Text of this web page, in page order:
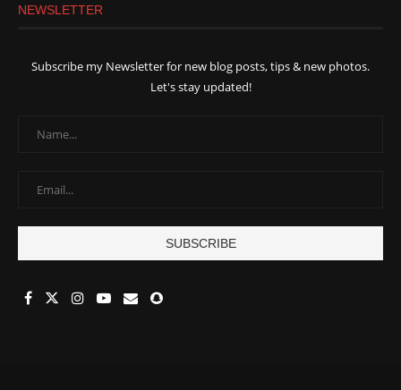
NEWSLETTER
Subscribe my Newsletter for new blog posts, tips & new photos.
Let's stay updated!